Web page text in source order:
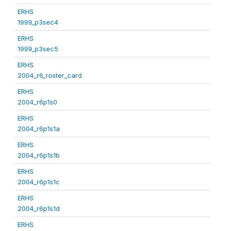
ERHS
1999_p3sec4
ERHS
1999_p3sec5
ERHS
2004_r6_roster_card
ERHS
2004_r6p1s0
ERHS
2004_r6p1s1a
ERHS
2004_r6p1s1b
ERHS
2004_r6p1s1c
ERHS
2004_r6p1s1d
ERHS